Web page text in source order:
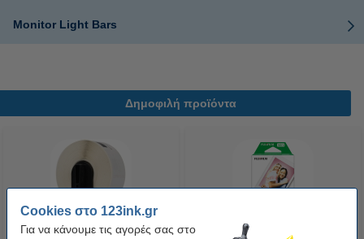
Cookies στο 123ink.gr
Για να κάνουμε τις αγορές σας στο
Monitor Light Bars
Δημοφιλή προϊόντα